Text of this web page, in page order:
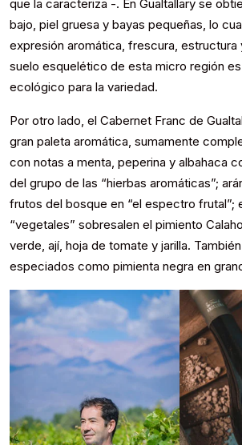
que la caracteriza -. En Gualtallary se
bajo, piel gruesa y bayas pequeñas, lo
expresión aromática, frescura, estructura
suelo esquelético de esta micro región
ecológico para la variedad.
Por otro lado, el Cabernet Franc de
gran paleta aromática, sumamente
con notas a menta, peperina y albahaca
del grupo de las “hierbas aromáticas”;
frutos del bosque en “el espectro frutal”;
“vegetales” sobresalen el pimiento
verde, ají, hoja de tomate y jarilla.
especiados como pimienta negra en